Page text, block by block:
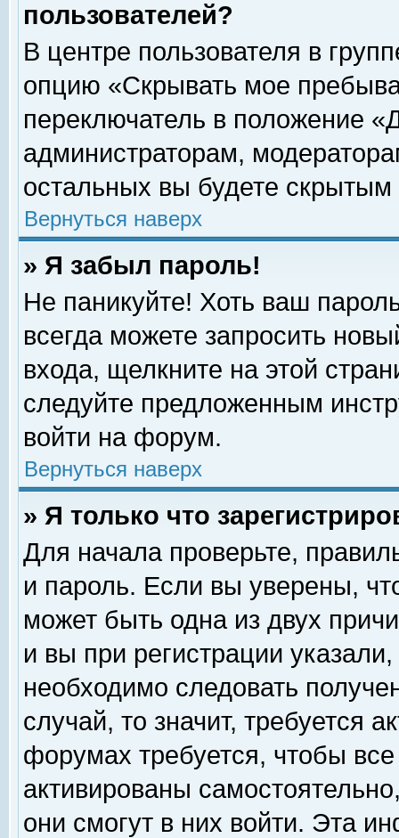
пользователей?
В центре пользователя в
опцию «Скрывать мое
переключатель в положение
администраторам,
остальных вы будете скрытым
Вернуться наверх
» Я забыл пароль!
Не паникуйте! Хоть ваш
всегда можете запросить
входа, щелкните на этой
следуйте предложенным
войти на форум.
Вернуться наверх
» Я только что
Для начала проверьте,
и пароль. Если вы уверены,
может быть одна из двух
и вы при регистрации
необходимо следовать
случай, то значит, требуется
форумах требуется, чтобы
активированы
они смогут в них войти. Эта